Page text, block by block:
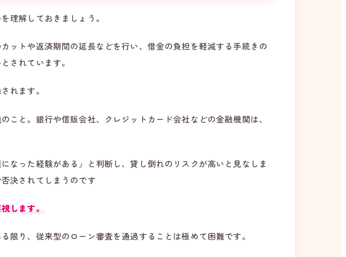
理解しておきましょう。
ットや返済期間の延長などを行い、借金の負担を軽減する手続きの
されています。
れます。
と。銀行や信販会社、クレジットカード会社などの金融機関は、
なった経験がある」と判断し、貸し倒れのリスクが高いと見なしま
決されてしまうのです
します。
り、従来型のローン審査を通過することは極めて困難です。